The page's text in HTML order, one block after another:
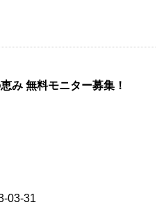
み 無料モニター募集！
03-31